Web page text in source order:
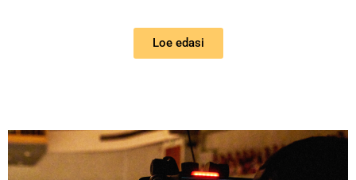
Loe edasi